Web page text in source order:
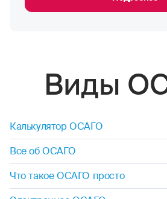
Виды
Калькулятор ОСАГО
Все об ОСАГО
Что такое ОСАГО просто